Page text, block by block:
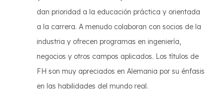
dan prioridad a la educación práctica y orientada
a la carrera. A menudo colaboran con socios de la
industria y ofrecen programas en ingeniería,
negocios y otros campos aplicados. Los títulos de
FH son muy apreciados en Alemania por su énfasis
en las habilidades del mundo real.